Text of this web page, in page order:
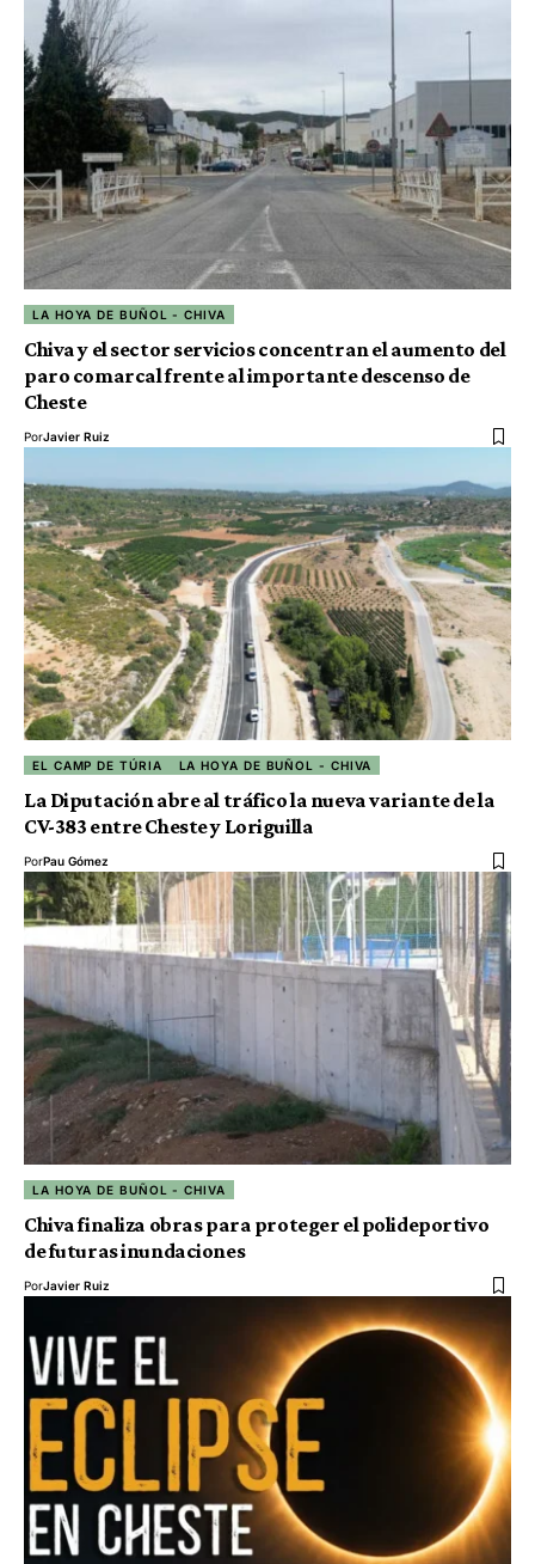
LA HOYA DE BUÑOL - CHIVA
Chiva y el sector servicios concentran el aumento del
paro comarcal frente al importante descenso de
Cheste
PorJavier Ruiz
EL CAMP DE TÚRIA LA HOYA DE BUÑOL - CHIVA
La Diputación abre al tráfico la nueva variante de la
CV-383 entre Cheste y Loriguilla
PorPau Gómez
LA HOYA DE BUÑOL - CHIVA
Chiva finaliza obras para proteger el polideportivo
de futuras inundaciones
PorJavier Ruiz